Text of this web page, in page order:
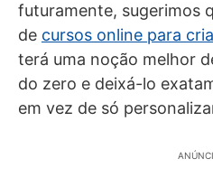
futuramente, sugerimos
de cursos online para
terá uma noção melhor
do zero e deixá-lo
em vez de só